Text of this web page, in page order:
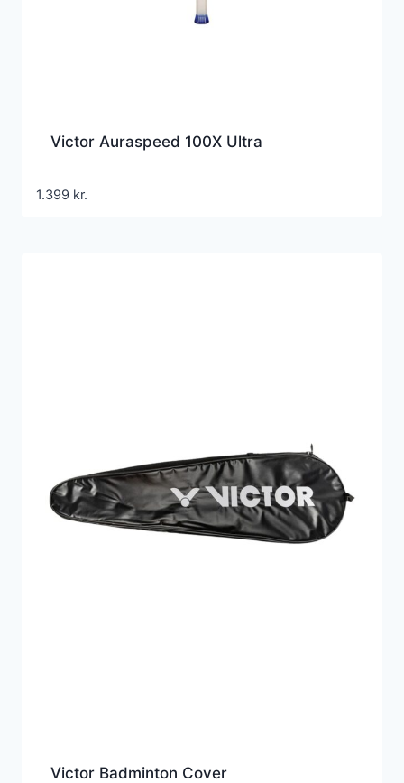
Victor Auraspeed 100X Ultra
1.399 kr.
Victor Badminton Cover